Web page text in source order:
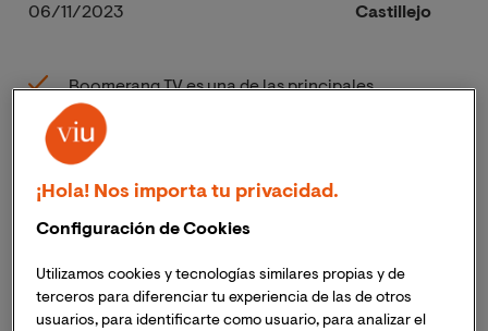
06/11/2023
Castillejo
Boomerang TV es una de las principales
productoras de televisión en España y se ha
convertido en uno de los líderes del sector tanto
en contenidos de ficción como de
entretenimiento.
El acuerdo de colaboración supondrá la
participación de profesionales de la productora
como docentes invitados en el Máster de
Creación de Guiones Audiovisuales.
¡Hola! Nos importa tu privacidad.
Configuración de Cookies
Utilizamos cookies y tecnologías similares propias y de
terceros para diferenciar tu experiencia de las de otros
usuarios, para identificarte como usuario, para analizar el